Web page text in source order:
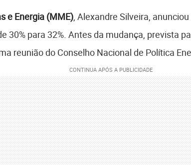
e Energia (MME), Alexandre Silveira,
30% para 32%. Antes da mudança, prevista
reunião do Conselho Nacional de Política